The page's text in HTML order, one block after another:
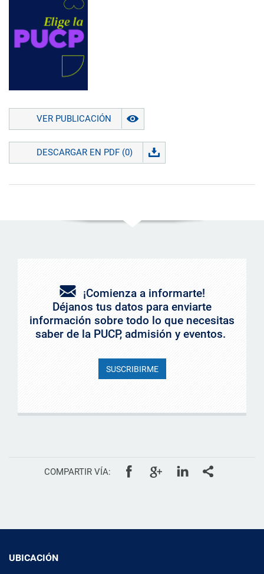
VER PUBLICACIÓN
DESCARGAR EN PDF (0)
¡Comienza a informarte!
Déjanos tus datos para enviarte
información sobre todo lo que necesitas
saber de la PUCP, admisión y eventos.
SUSCRIBIRME
COMPARTIR VÍA: FacebookGoogle+ Linkedin
UBICACIÓN